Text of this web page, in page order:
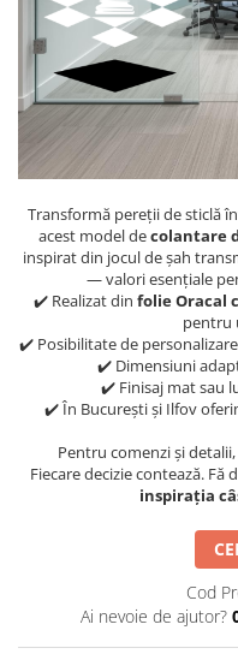
Transformă pereții de sticlă
acest model decolantare
inspirat din jocul de șah
— valori esențiale
✔️ Realizat din folie Oracal
pentru
✔️ Posibilitate de
✔️ Dimensiuni
✔️ Finisaj mat sau
✔️ În București și Ilfov
Pentru comenzi și
Fiecare decizie contează.
inspirația
Cod
Ai nevoie de ajutor?